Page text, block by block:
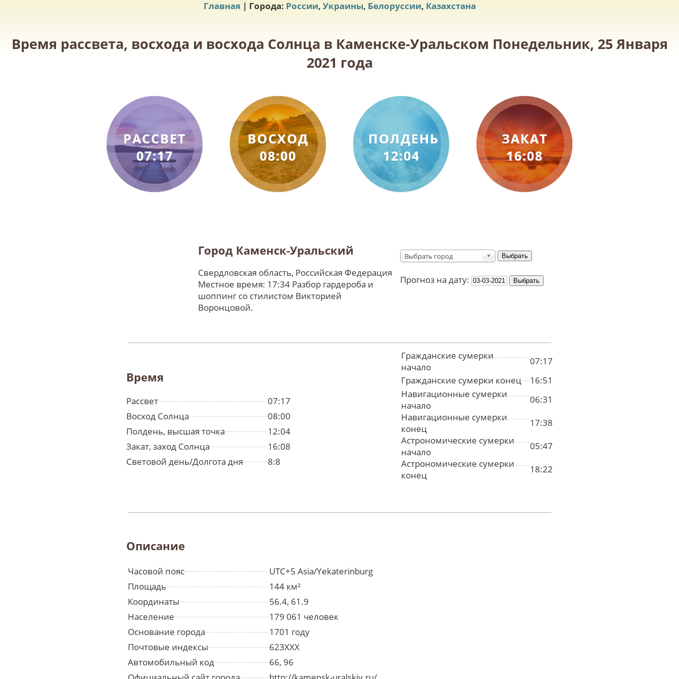
Главная | Города: России, Украины, Белоруссии, Казахстана
Время рассвета, восхода и восхода Солнца в Каменске-Уральском Понедельник, 25 Января
2021 года
РАССВЕТ
07:17
ВОСХОД
08:00
ПОЛДЕНЬ
12:04
ЗАКАТ
16:08
Город Каменск-Уральский
Свердловская область, Российская Федерация
Местное время: 17:34 Разбор гардероба и
шоппинг со стилистом Викторией
Воронцовой.
Выбрать город
Прогноз на дату:
Время
Рассвет
07:17
Восход Солнца
08:00
Полдень, высшая точка
12:04
Закат, заход Солнца
16:08
Световой день/Долгота дня
8:8
Гражданские сумерки
начало
07:17
Гражданские сумерки конец
16:51
Навигационные сумерки
начало
06:31
Навигационные сумерки
конец
17:38
Астрономические сумерки
начало
05:47
Астрономические сумерки
конец
18:22
Описание
Часовой пояс
UTC+5 Asia/Yekaterinburg
Площадь
144 км²
Координаты
56.4, 61.9
Население
179 061 человек
Основание города
1701 году
Почтовые индексы
623XXX
Автомобильный код
66, 96